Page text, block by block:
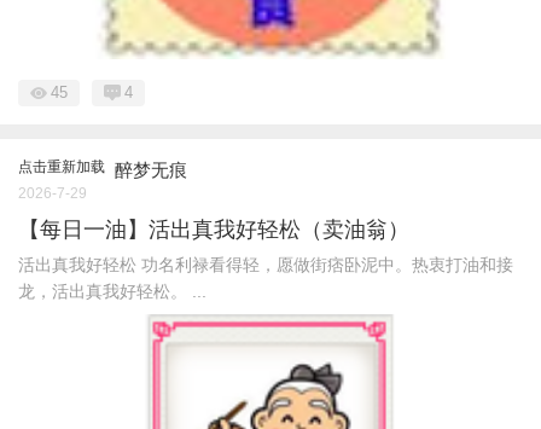
45 4
点击重新加载 醉梦无痕
2026-7-29
【每日一油】活出真我好轻松（卖油翁）
活出真我好轻松 功名利禄看得轻，愿做街痞卧泥中。热衷打油和接
龙，活出真我好轻松。 ...